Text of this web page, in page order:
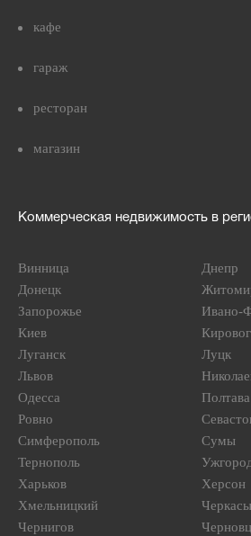
кафе
гараж
ресторан
магазин
Коммерческая недвижимость в
Винница
Днепр
Донецк
Запорожье
Ивано-
Киев
Луганск
Луцк
Львов
Одесса
Полтава
Ровно
Симферополь
Сумы
Тернополь
Харьков
Херсон
Хмельницкий
Черкасы
Чернигов